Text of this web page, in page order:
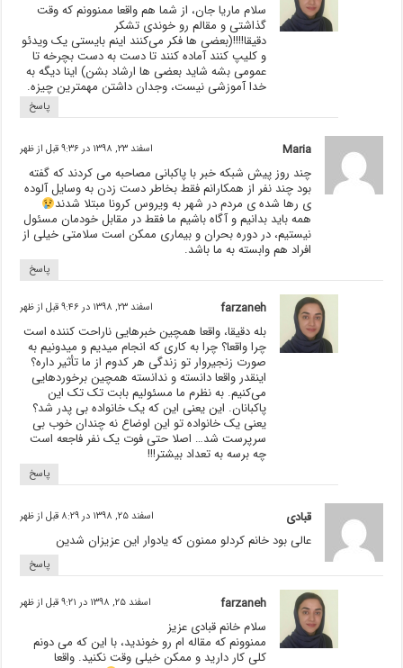
سلام ماریا جان، از شما هم واقعا ممنوونم که وقت
گذاشتی و مقالم رو خوندی تشکر
دقیقا!!!!(بعضی ها فکر می‌کنند اینم بایستی یک ویدئو
و کلیپ کنند آماده کنند تا دست به دست بچرخه تا
عمومی بشه شاید بعضی ها ارشاد بشن) اینا دیگه به
خدا آموزشی نیست، وجدان داشتن مهمترین چیزه.
پاسخ
Maria اسفند ۲۳, ۱۳۹۸ در ۹:۳۶ قبل از ظهر
چند روز پیش شبکه خبر با پاکبانی مصاحبه می کردند که گفته
بود چند نفر از همکارانم فقط بخاطر دست زدن به وسایل آلوده
ی رها شده ی مردم در شهر به ویروس کرونا مبتلا شدند
همه باید بدانیم و آگاه باشیم ما فقط در مقابل خودمان مسئول
نیستیم، در دوره بحران و بیماری ممکن است سلامتی خیلی از
افراد هم وابسته به ما باشد.
پاسخ
farzaneh اسفند ۲۳, ۱۳۹۸ در ۹:۴۶ قبل از ظهر
بله دقیقا، واقعا همچین خبرهایی ناراحت کننده است
چرا واقعا؟ چرا به کاری که انجام میدیم و میدونیم به
صورت زنجیروار تو زندگی هر کدوم از ما تأثیر داره؟
اینقدر واقعا دانسته و ندانسته همچین برخوردهایی
می‌کنیم. به نظرم ما مسئولیم بابت تک تک این
پاکبانان. این یعنی این که یک خانواده بی پدر شد؟
یعنی یک خانواده تو این اوضاع نه چندان خوب بی
سرپرست شد… اصلا حتی فوت یک نفر فاجعه است
چه برسه به تعداد بیشتر!!!
پاسخ
قبادی اسفند ۲۵, ۱۳۹۸ در ۸:۲۹ قبل از ظهر
عالی بود خانم کردلو ممنون که یادوار این عزیزان شدین
پاسخ
farzaneh اسفند ۲۵, ۱۳۹۸ در ۹:۲۱ قبل از ظهر
سلام خانم قبادی عزیز
ممنوونم که مقاله ام رو خوندید، با این که می دونم
کلی کار دارید و ممکن خیلی وقت نکنید. واقعا